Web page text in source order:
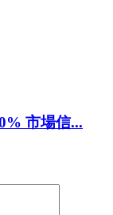
市場信...